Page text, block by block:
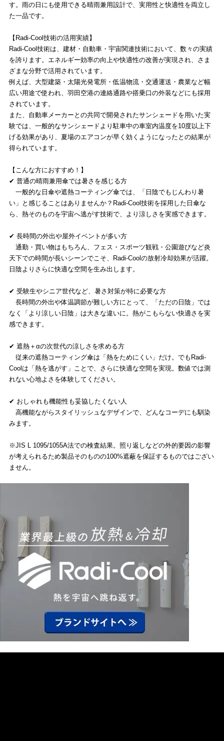
す。雨の日にも使用できる晴雨兼用設計で、実用性と快適性を両立し
た一品です。
【Radi-Cool技術の活用実績】
Radi-Cool技術は、建材・自動車・宇宙関連技術において、数々の実績
を誇ります。エネルギー効率の向上や快適性の改善が実現され、さま
ざまな分野で活用されています。
例えば、大型建築・太陽光発電所・低温物流・交通運送・農業など幅
広い用途で使われ、羽田空港の連絡通路や搭乗口の外装などにも採用
されています。
また、自動車メーカーとの共同で開発されたサンシェードを用いた実
験では、一般的なサンシェードより駐車中の車室内温度を10度以上下
げる効果があり、夏場のエアコンが早く効くようになったとの結果が
得られています。
【こんな方におすすめ！】
✔ 普通の晴雨兼用傘では暑さを感じる方
一般的な日傘や遮熱コーティング傘では、「日陰でもじんわり暑
い」と感じることはありませんか？Radi-Cool技術を採用した日傘な
ら、熱そのものを宇宙へ逃がす技術で、より涼しさを実感できます。
✔ 長時間の外出や屋外イベントが多い方
通勤・買い物はもちろん、フェス・スポーツ観戦・公園遊びなど炎
天下での時間が長いシーンでこそ、Radi-Coolの放射冷却効果が活躍。
日陰よりさらに快適な空間を生み出します。
✔ 受験生やシニア世代など、暑さ対策が特に必要な方
長時間の外出や体温調節が難しい方にとって、「ただの日陰」では
なく「より涼しい日陰」は大きな違いに。熱がこもらない快適さを実
感できます。
✔ 遮熱＋αの次世代の涼しさを求める方
従来の遮熱コーティング傘は「熱をためにくい」だけ。でもRadi-
Coolは「熱を逃がす」ことで、さらに快適な空間を実現。数値では測
れない心地よさを体験してください。
✔ おしゃれも機能性も妥協したくない人
高機能ながらスタイリッシュなデザインで、どんなコーデにも馴染
みます。
※JIS L 1095/1055A法での検査結果。照り返しなどの外的要因の影響
が考えられるため製品そのものの100%遮蔽を保証するものではござい
ません。